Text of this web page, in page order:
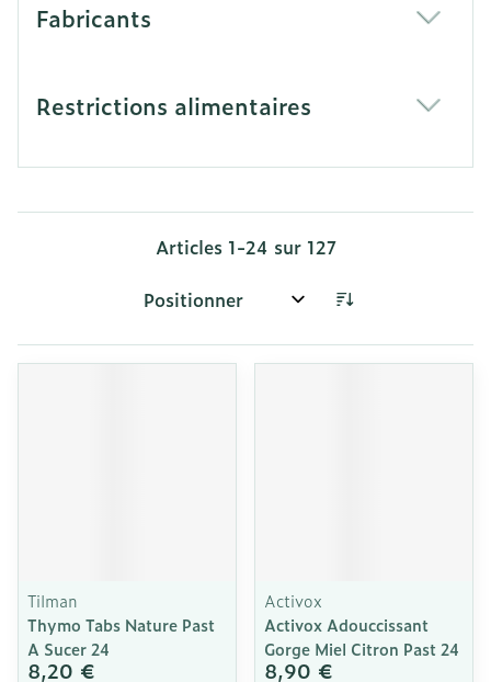
Fabricants
Restrictions alimentaires
Articles 1-24 sur 127
Trier par:
Tilman
Thymo Tabs Nature Past
A Sucer 24
8,20 €
Activox
Activox Adouccissant
Gorge Miel Citron Past 24
8,90 €